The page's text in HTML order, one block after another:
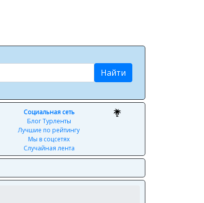
Найти
Социальная сеть
Блог Турленты
Лучшие по рейтингу
Мы в соцсетях
Случайная лента